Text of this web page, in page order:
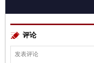
评论